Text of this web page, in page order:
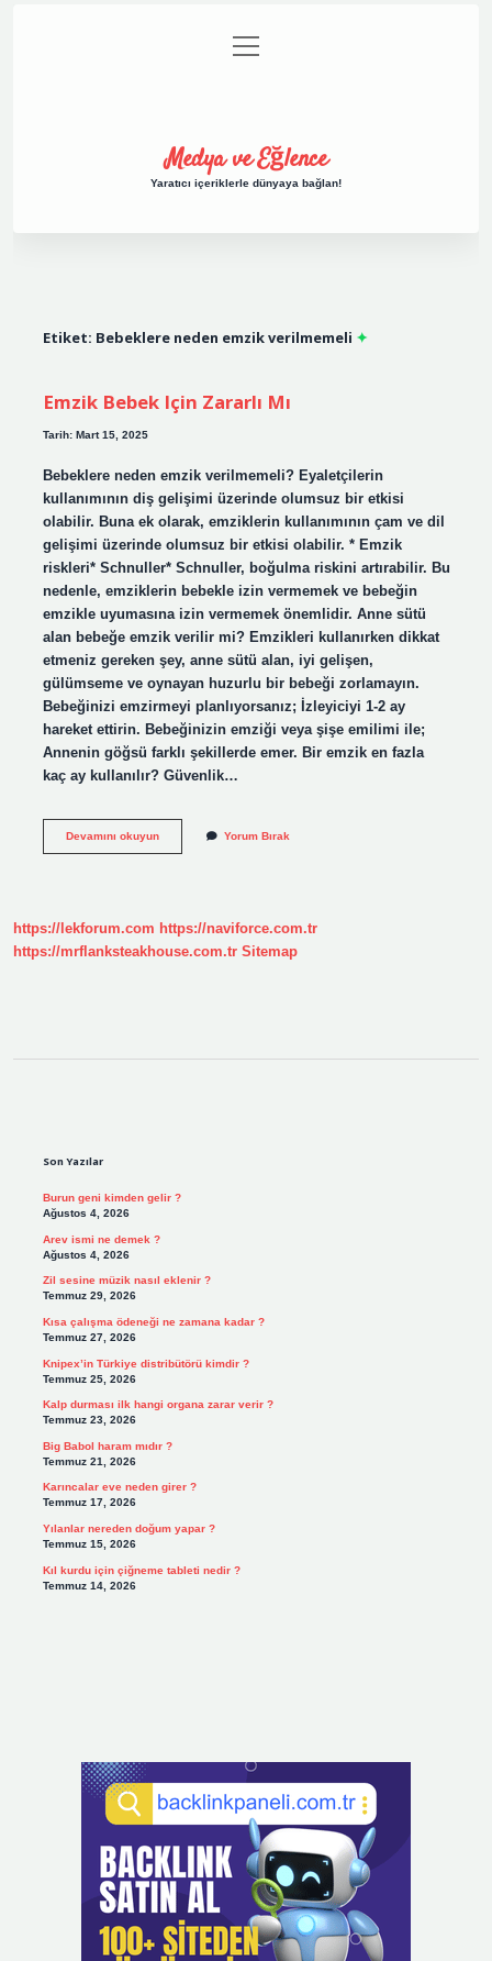
Gizlilik Politikası
menüyü
aç
Medya ve Eğlence
Yaratıcı içeriklerle dünyaya bağlan!
Etiket: Bebeklere neden emzik verilmemeli
Emzik Bebek Için Zararlı Mı
Tarih: Mart 15, 2025
Bebeklere neden emzik verilmemeli? Eyaletçilerin
kullanımının diş gelişimi üzerinde olumsuz bir etkisi
olabilir. Buna ek olarak, emziklerin kullanımının çam ve dil
gelişimi üzerinde olumsuz bir etkisi olabilir. * Emzik
riskleri* Schnuller* Schnuller, boğulma riskini artırabilir. Bu
nedenle, emziklerin bebekle izin vermemek ve bebeğin
emzikle uyumasına izin vermemek önemlidir. Anne sütü
alan bebeğe emzik verilir mi? Emzikleri kullanırken dikkat
etmeniz gereken şey, anne sütü alan, iyi gelişen,
gülümseme ve oynayan huzurlu bir bebeği zorlamayın.
Bebeğinizi emzirmeyi planlıyorsanız; İzleyiciyi 1-2 ay
hareket ettirin. Bebeğinizin emziği veya şişe emilimi ile;
Annenin göğsü farklı şekillerde emer. Bir emzik en fazla
kaç ay kullanılır? Güvenlik…
Devamını okuyunEmzik
Yorum Bırak
https://lekforum.com https://naviforce.com.tr
https://mrflanksteakhouse.com.tr Sitemap
Son Yazılar
Burun geni kimden gelir ?
Ağustos 4, 2026
Arev ismi ne demek ?
Ağustos 4, 2026
Zil sesine müzik nasıl eklenir ?
Temmuz 29, 2026
Kısa çalışma ödeneği ne zamana kadar ?
Temmuz 27, 2026
Knipex’in Türkiye distribütörü kimdir ?
Temmuz 25, 2026
Kalp durması ilk hangi organa zarar verir ?
Temmuz 23, 2026
Big Babol haram mıdır ?
Temmuz 21, 2026
Karıncalar eve neden girer ?
Temmuz 17, 2026
Yılanlar nereden doğum yapar ?
Temmuz 15, 2026
Kıl kurdu için çiğneme tableti nedir ?
Temmuz 14, 2026